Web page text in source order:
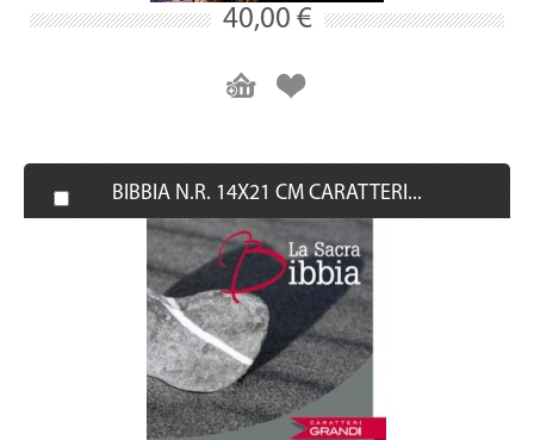
40,00 €
BIBBIA N.R. 14X21 CM CARATTERI...